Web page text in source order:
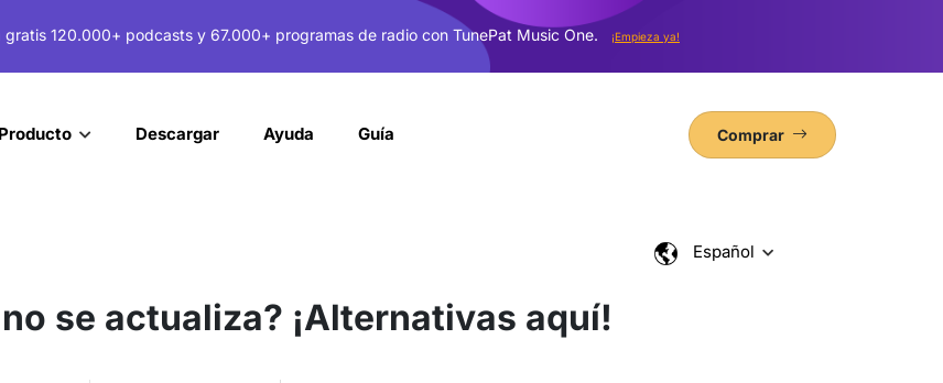
gratis 120.000+ podcasts y 67.000+ programas de radio con TunePat Music One. ¡Empieza ya!
Producto Descargar Ayuda Guía Comprar
Español
se actualiza? ¡Alternativas aquí!